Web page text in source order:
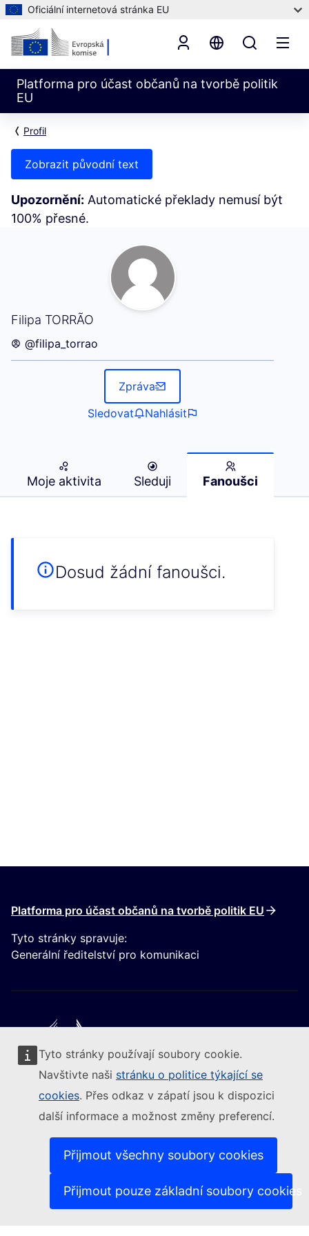
Oficiální internetová stránka EU
Tyto stránky používají soubory cookie.
Navštivte naši stránku o politice týkající se
cookies. Přes odkaz v zápatí jsou k dispozici
další informace a možnost změny preferencí.
Přijmout všechny soubory cookies
Přijmout pouze základní soubory cookies
Platforma pro účast občanů na tvorbě politik
EU
Profil
Zobrazit původní text
Upozornění: Automatické překlady nemusí být
100% přesné.
Filipa TORRÃO
Fanoušci (Filipa TORRÃO)
@filipa_torrao
Zpráva
Sledovat
Nahlásit
Moje aktivita Sleduji Fanoušci
Dosud žádní fanoušci.
Platforma pro účast občanů na tvorbě politik EU
Tyto stránky spravuje:
Generální ředitelství pro komunikaci
Следвайте Европейската комисия
Kontakt(Externí odkaz)
Nahlásit zranitelnost IT (Externí odkaz)
Jazyková politika na našich internetových stránkách
(Externí odkaz)
Politika ochrany soukromí
Právní upozornění
(Externí odkaz)